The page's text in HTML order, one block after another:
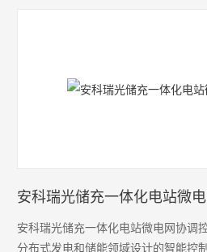
安科瑞光储充一体化电站微
安科瑞光储充一体化电站微电网协调
分布式发电和储能领域设计的智能控